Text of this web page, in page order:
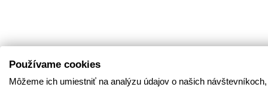
Používame cookies
Môžeme ich umiestniť na analýzu údajov o našich